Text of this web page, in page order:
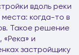
вдоль реки
когда-то в
Такое решение
«Река» и
застройщику